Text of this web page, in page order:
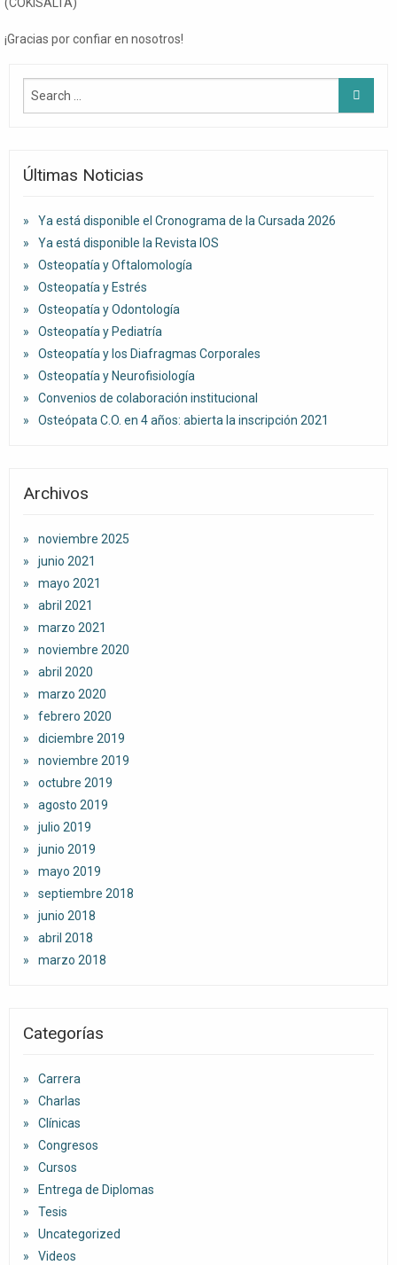
¡Gracias por confiar en nosotros!
Últimas Noticias
Ya está disponible el Cronograma de la Cursada 2026
Ya está disponible la Revista IOS
Osteopatía y Oftalomología
Osteopatía y Estrés
Osteopatía y Odontología
Osteopatía y Pediatría
Osteopatía y los Diafragmas Corporales
Osteopatía y Neurofisiología
Convenios de colaboración institucional
Osteópata C.O. en 4 años: abierta la inscripción 2021
Archivos
noviembre 2025
junio 2021
mayo 2021
abril 2021
marzo 2021
noviembre 2020
abril 2020
marzo 2020
febrero 2020
diciembre 2019
noviembre 2019
octubre 2019
agosto 2019
julio 2019
junio 2019
mayo 2019
septiembre 2018
junio 2018
abril 2018
marzo 2018
Categorías
Carrera
Charlas
Clínicas
Congresos
Cursos
Entrega de Diplomas
Tesis
Uncategorized
Videos